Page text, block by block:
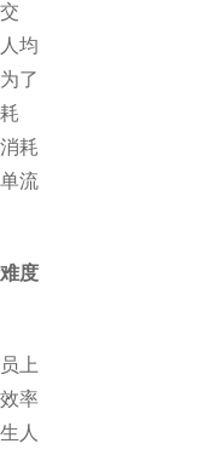
均
了
耗
流
度
上
率
人